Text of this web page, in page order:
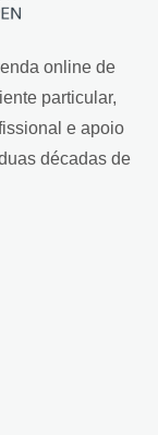
online de
particular,
e apoio
décadas de